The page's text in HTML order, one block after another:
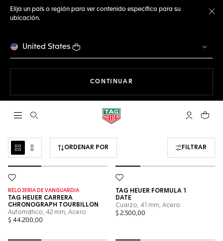
Elija un país o región para ver contenido específico para su
ubicación.
United States
CONTINUAR
Abrir el menú de búsqueda Cuenta Mi
Su